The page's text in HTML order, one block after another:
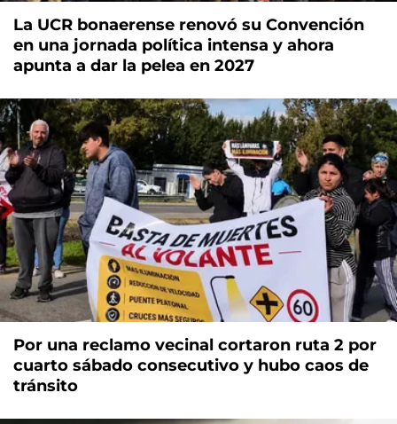
La UCR bonaerense renovó su Convención
en una jornada política intensa y ahora
apunta a dar la pelea en 2027
Por una reclamo vecinal cortaron ruta 2 por
cuarto sábado consecutivo y hubo caos de
tránsito